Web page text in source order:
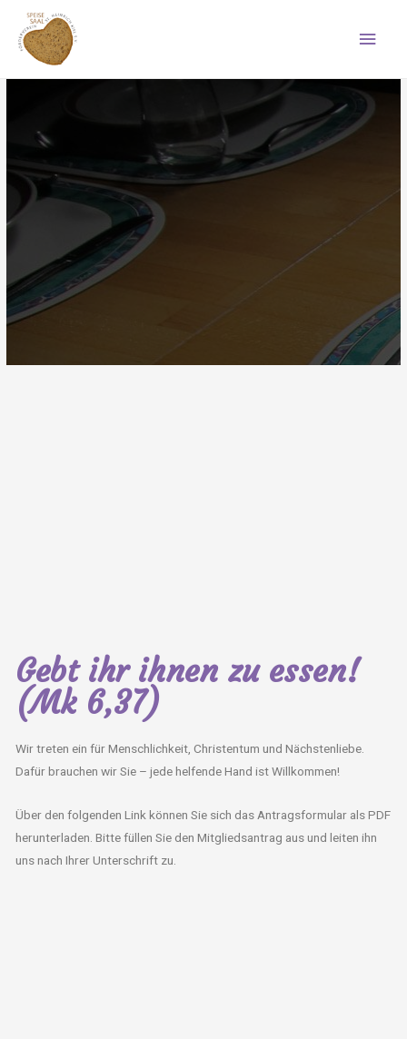
Gebt ihr ihnen zu essen!
(Mk 6,37)
Wir treten ein für Menschlichkeit, Christentum und Nächstenliebe.
Dafür brauchen wir Sie – jede helfende Hand ist Willkommen!
Über den folgenden Link können Sie sich das Antragsformular als PDF
herunterladen. Bitte füllen Sie den Mitgliedsantrag aus und leiten ihn
uns nach Ihrer Unterschrift zu.